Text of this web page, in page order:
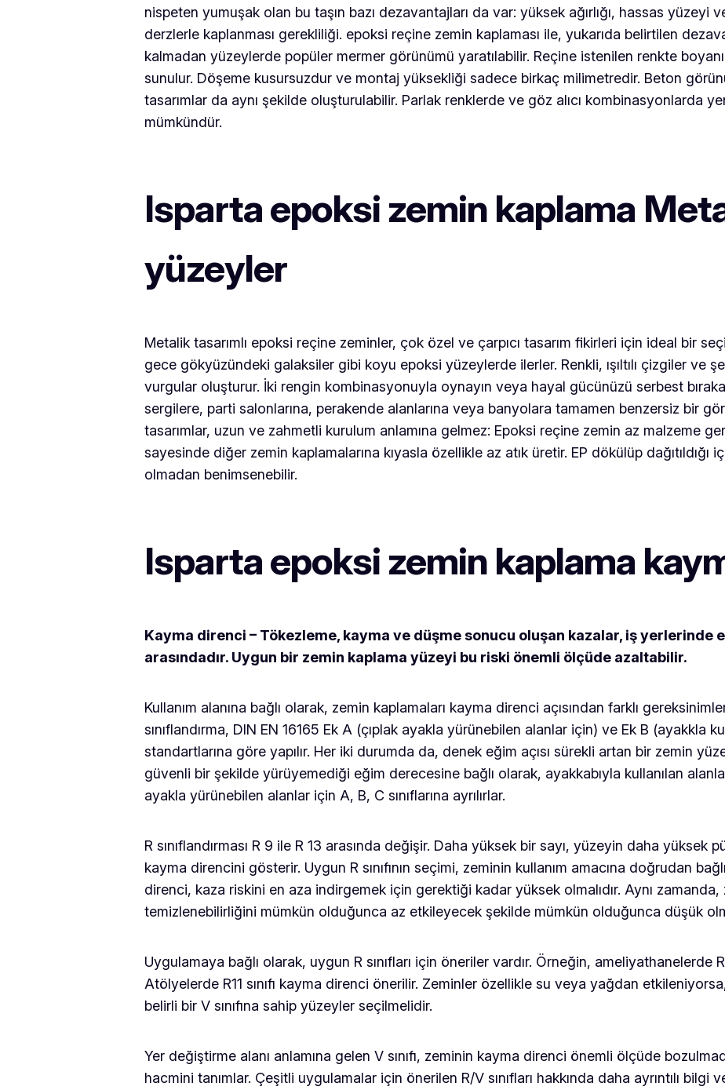
nispeten yumuşak olan bu taşın bazı dezavantajları da var: yüksek ağırlığı, hassas yüzeyi
derzlerle kaplanması gerekliliği. epoksi reçine zemin kaplaması ile, yukarıda belirtilen
kalmadan yüzeylerde popüler mermer görünümü yaratılabilir. Reçine istenilen renkte
sunulur. Döşeme kusursuzdur ve montaj yüksekliği sadece birkaç milimetredir. Beton
tasarımlar da aynı şekilde oluşturulabilir. Parlak renklerde ve göz alıcı kombinasyonlarda
mümkündür.
Isparta epoksi zemin kaplama
yüzeyler
Metalik tasarımlı epoksi reçine zeminler, çok özel ve çarpıcı tasarım fikirleri için ideal bir
gece gökyüzündeki galaksiler gibi koyu epoksi yüzeylerde ilerler. Renkli, ışıltılı çizgiler ve
vurgular oluşturur. İki rengin kombinasyonuyla oynayın veya hayal gücünüzü serbest
sergilere, parti salonlarına, perakende alanlarına veya banyolara tamamen benzersiz bir
tasarımlar, uzun ve zahmetli kurulum anlamına gelmez: Epoksi reçine zemin az malzeme
sayesinde diğer zemin kaplamalarına kıyasla özellikle az atık üretir. EP dökülüp dağıtıldığı
olmadan benimsenebilir.
Isparta epoksi zemin kaplama
Kayma direnci – Tökezleme, kayma ve düşme sonucu oluşan kazalar, iş yerlerinde
arasındadır. Uygun bir zemin kaplama yüzeyi bu riski önemli ölçüde azaltabilir.
Kullanım alanına bağlı olarak, zemin kaplamaları kayma direnci açısından farklı
sınıflandırma, DIN EN 16165 Ek A (çıplak ayakla yürünebilen alanlar için) ve Ek B (ayakkla
standartlarına göre yapılır. Her iki durumda da, denek eğim açısı sürekli artan bir zemin
güvenli bir şekilde yürüyemediği eğim derecesine bağlı olarak, ayakkabıyla kullanılan
ayakla yürünebilen alanlar için A, B, C sınıflarına ayrılırlar.
R sınıflandırması R 9 ile R 13 arasında değişir. Daha yüksek bir sayı, yüzeyin daha yüksek
kayma direncini gösterir. Uygun R sınıfının seçimi, zeminin kullanım amacına doğrudan
direnci, kaza riskini en aza indirgemek için gerektiği kadar yüksek olmalıdır. Aynı
temizlenebilirliğini mümkün olduğunca az etkileyecek şekilde mümkün olduğunca düşük
Uygulamaya bağlı olarak, uygun R sınıfları için öneriler vardır. Örneğin, ameliyathanelerde R
Atölyelerde R11 sınıfı kayma direnci önerilir. Zeminler özellikle su veya yağdan
belirli bir V sınıfına sahip yüzeyler seçilmelidir.
Yer değiştirme alanı anlamına gelen V sınıfı, zeminin kayma direnci önemli ölçüde
hacmini tanımlar. Çeşitli uygulamalar için önerilen R/V sınıfları hakkında daha ayrıntılı bilgi